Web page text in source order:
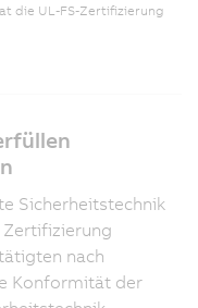
die UL-FS-Zertifizierung
Sicherheitstechnik
Zertifizierung
nach
Konformität der